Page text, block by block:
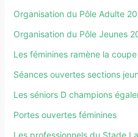
Organisation du Pôle Adulte
Organisation du Pôle Jeunes
Les féminines ramène la
Séances ouvertes sections
Les séniors D champions
Portes ouvertes féminines